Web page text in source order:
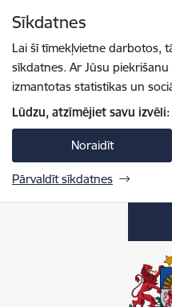
Sīkdatnes
Lai šī tīmekļvietne darbotos,
sīkdatnes. Ar Jūsu
izmantotas statistikas un
Lūdzu, atzīmējiet savu izvēli:
Noraidīt
Pārvaldīt sīkdatnes